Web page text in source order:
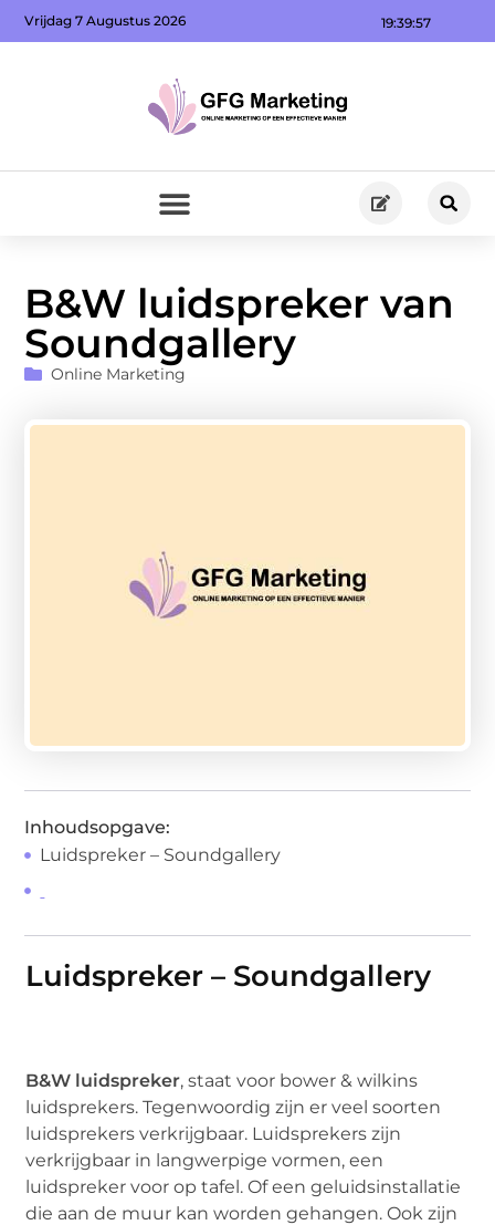
19:39:58
Vrijdag 7 Augustus 2026
B&W luidspreker van
Soundgallery
Online Marketing
Inhoudsopgave:
Luidspreker – Soundgallery
Luidspreker – Soundgallery
B&W luidspreker, staat voor bower & wilkins
luidsprekers. Tegenwoordig zijn er veel soorten
luidsprekers verkrijgbaar. Luidsprekers zijn
verkrijgbaar in langwerpige vormen, een
luidspreker voor op tafel. Of een geluidsinstallatie
die aan de muur kan worden gehangen. Ook zijn